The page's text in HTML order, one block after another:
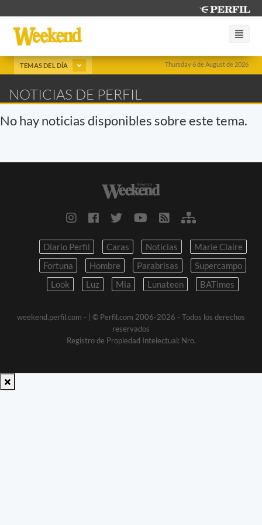
Thursday 6 de August de 2026
TEMAS DEL DÍA
NOTICIAS DE PERFIL
No hay noticias disponibles sobre este tema.
Diario Perfil Caras Noticias
Marie Claire
Fortuna
Hombre Parabrisas
Supercampo
Look
Luz Mia Lunateen BATimes
weekend.perfil.com -
| © Perfil.com 2006-2026 - Todos los derechos
reservados
Registro de Propiedad Intelectual: Nro.